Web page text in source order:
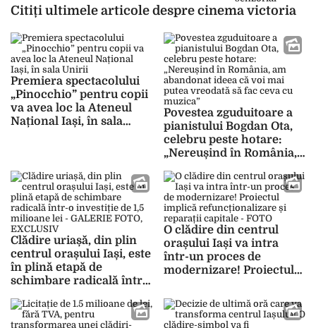
Citiți ultimele articole despre cinema victoria
Premiera spectacolului
„Pinocchio” pentru copii
va avea loc la Ateneul
Național Iași, în sala
Povestea zguduitoare a
pianistului Bogdan Ota,
celebru peste hotare:
„Nereușind în România,
voi mai putea vreodată
să fac ceva cu muzica”
Clădire uriașă, din plin
centrul orașului Iași, este
în plină etapă de
schimbare radicală într-
milioane lei – GALERIE
FOTO, EXCLUSIV
O clădire din centrul
orașului Iași va intra
într-un proces de
modernizare! Proiectul
refuncționalizare și
reparații capitale – FOTO